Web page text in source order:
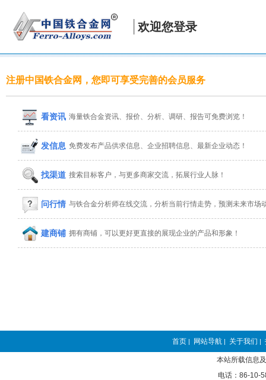
欢迎您登录
注册中国铁合金网，您即可享受完善的会员服务
看资讯 海量铁合金资讯、报价、分析、调研、报告可免费浏览！
发信息 免费发布产品供求信息、企业招聘信息、最新企业动态！
找渠道 搜索目标客户，与更多商家交流，拓展行业人脉！
问行情 与铁合金分析师在线交流，分析当前行情走势，预测未来市场
建商铺 拥有商铺，可以更好更直接的展现企业的产品和形象！
首页 | 网站导航 | 关于我们 |
本站所载信息
电话：86-10-